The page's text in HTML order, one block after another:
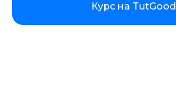
Курс на TutGood